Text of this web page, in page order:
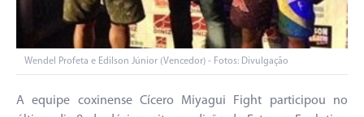
Wendel Profeta e Edilson Júnior (Vencedor) - Fotos: Divulgação
A equipe coxinense Cícero Miyagui Fight participou no